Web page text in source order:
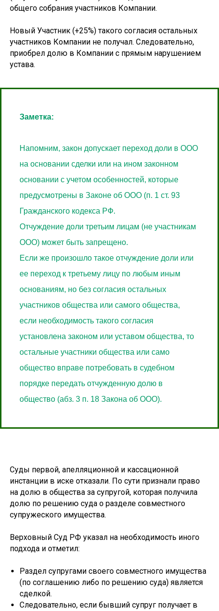
общего собрания участников Компании.
Новый Участник (+25%) такого согласия остальных
участников Компании не получал. Следовательно,
приобрел долю в Компании с прямым нарушением
устава.
Заметка:
Напомним, закон допускает переход доли в ООО
на основании сделки или на ином законном
основании с учетом особенностей, которые
предусмотрены в Законе об ООО (п. 1 ст. 93
Гражданского кодекса РФ.
Отчуждение доли третьим лицам (не участникам
ООО) может быть запрещено.
Если же произошло такое отчуждение доли или
ее переход к третьему лицу по любым иным
основаниям, но без согласия остальных
участников общества или самого общества,
если необходимость такого согласия
установлена законом или уставом общества, то
остальные участники общества или само
общество вправе потребовать в судебном
порядке передать отчужденную долю в
общество (абз. 3 п. 18 Закона об ООО).
Суды первой, апелляционной и кассационной
инстанции в иске отказали. По сути признали право
на долю в общества за супругой, которая получила
долю по решению суда о разделе совместного
супружеского имущества.
Верховный Суд РФ указал на необходимость иного
подхода и отметил:
Раздел супругами своего совместного имущества
(по соглашению либо по решению суда) является
сделкой.
Следовательно, если бывший супруг получает в